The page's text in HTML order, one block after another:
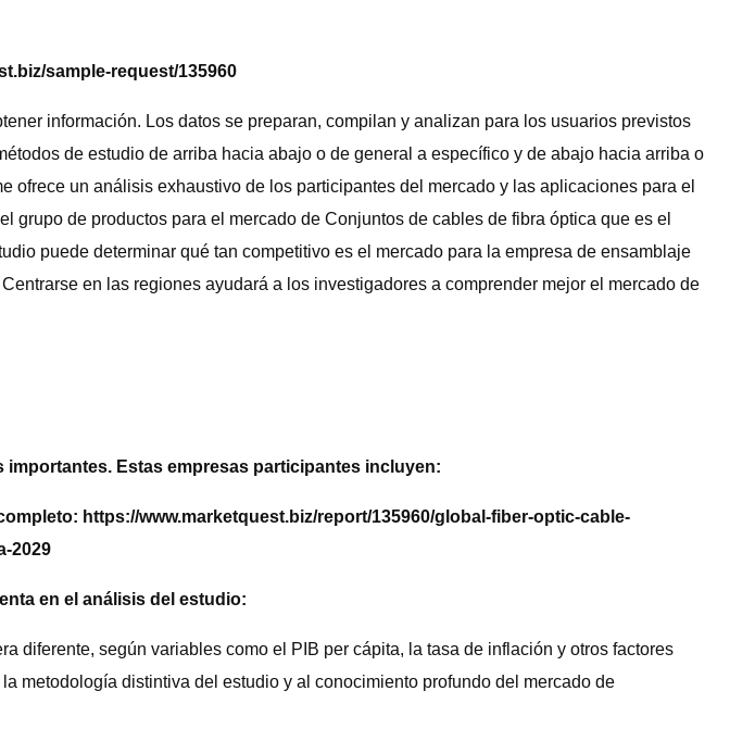
sample-request/135960
información. Los datos se preparan, compilan y analizan para los usuarios previstos
de estudio de arriba hacia abajo o de general a específico y de abajo hacia arriba o
un análisis exhaustivo de los participantes del mercado y las aplicaciones para el
de productos para el mercado de Conjuntos de cables de fibra óptica que es el
puede determinar qué tan competitivo es el mercado para la empresa de ensamblaje
en las regiones ayudará a los investigadores a comprender mejor el mercado de
Estas empresas participantes incluyen:
https://www.marketquest.biz/report/135960/global-fiber-optic-cable-
2029
en el análisis del estudio:
diferente, según variables como el PIB per cápita, la tasa de inflación y otros factores
metodología distintiva del estudio y al conocimiento profundo del mercado de